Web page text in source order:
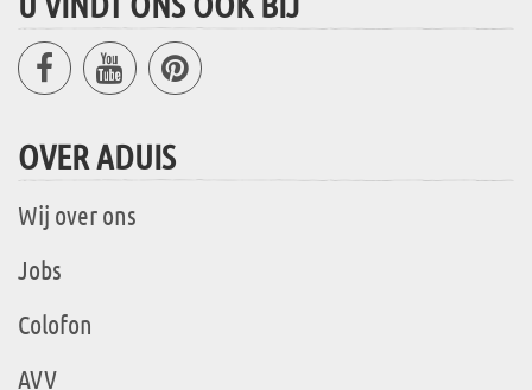
OVER ADUIS
Wij over ons
Jobs
Colofon
AVV